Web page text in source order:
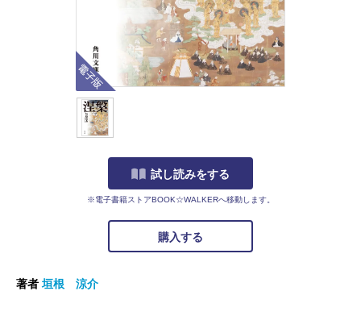
電子版
試し読みをする
※電子書籍ストアBOOK☆WALKERへ移動します。
購入する
著者垣根 涼介